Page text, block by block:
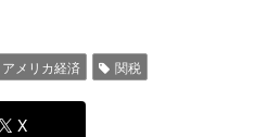
アメリカ経済 関税
X